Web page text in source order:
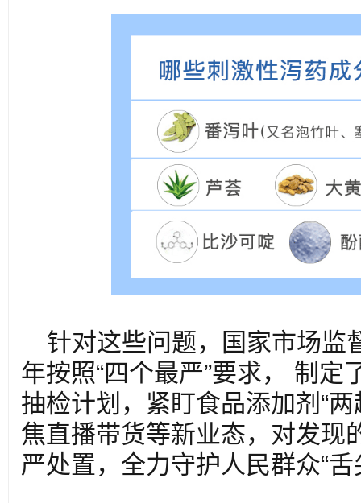
针对这些问题，国家市场监
年按照“四个最严”要求， 制定
抽检计划，紧盯食品添加剂“
焦直播带货等新业态，对发现
严处置，全力守护人民群众“